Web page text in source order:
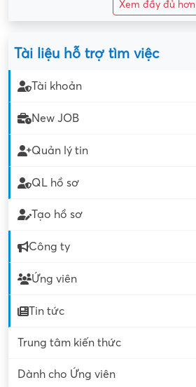
Xem đầy đủ hơn
Tài liệu hỗ trợ tìm việc
Tài khoản
New JOB
Quản lý tin
QL hồ sơ
Tạo hồ sơ
Công ty
Ứng viên
Tin tức
Trung tâm kiến thức
Dành cho Ứng viên